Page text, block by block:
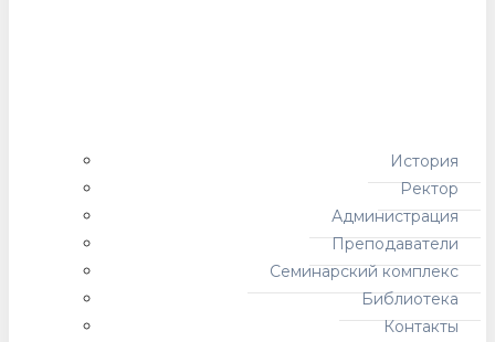
История
Ректор
Администрация
Преподаватели
Семинарский комплекс
Библиотека
Контакты